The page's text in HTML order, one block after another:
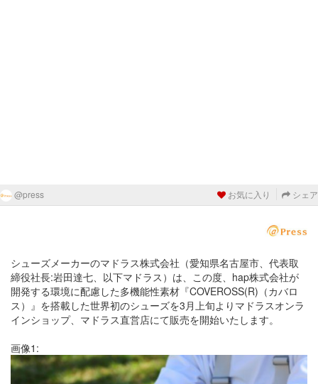
@press お気に入り シェア
シューズメーカーのマドラス株式会社（愛知県名古屋市、代表取
締役社長:岩田達七、以下マドラス）は、この度、hap株式会社が
開発する環境に配慮した多機能性素材『COVEROSS(R)（カバロ
ス）』を搭載した世界初のシューズを3月上旬よりマドラスオンラ
インショップ、マドラス直営店にて販売を開始いたします。
画像1: